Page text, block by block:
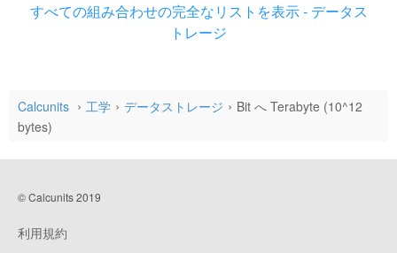
すべての組み合わせの完全なリストを表示 - データス
トレージ
Calcunits 工学 データストレージ
Bit へ Terabyte (10^12
bytes)
© Calcunits 2019
利用規約